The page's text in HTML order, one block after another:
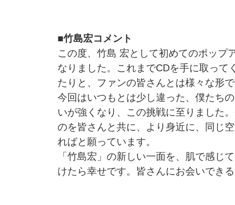
■竹島宏コメント
この度、竹島 宏として初めてのポップ
なりました。これまでCDを手に取って
たりと、ファンの皆さんとは様々な形
今回はいつもとは少し違った、僕たち
いが強くなり、この挑戦に至りました
のを皆さんと共に、より身近に、同じ
ればと願っています。
「竹島宏」の新しい一面を、肌で感じ
けたら幸せです。皆さんにお会いでき